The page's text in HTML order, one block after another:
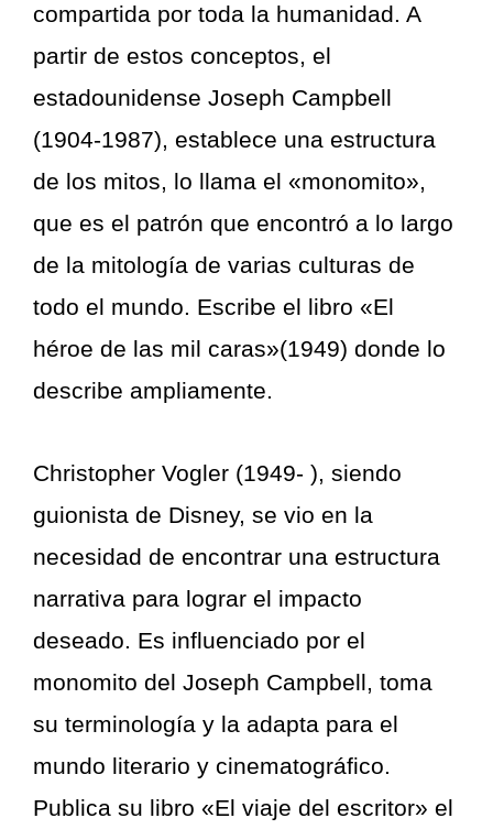
compartida por toda la humanidad. A
partir de estos conceptos, el
estadounidense Joseph Campbell
(1904-1987), establece una estructura
de los mitos, lo llama el «monomito»,
que es el patrón que encontró a lo largo
de la mitología de varias culturas de
todo el mundo. Escribe el libro «El
héroe de las mil caras»(1949) donde lo
describe ampliamente.
Christopher Vogler (1949- ), siendo
guionista de Disney, se vio en la
necesidad de encontrar una estructura
narrativa para lograr el impacto
deseado. Es influenciado por el
monomito del Joseph Campbell, toma
su terminología y la adapta para el
mundo literario y cinematográfico.
Publica su libro «El viaje del escritor» el